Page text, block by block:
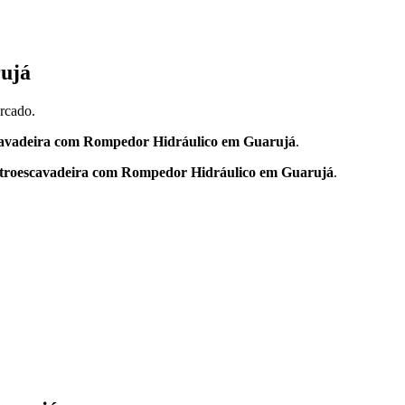
com Rompedor Hidráulico em Guarujá.
com Rompedor Hidráulico em Guarujá.